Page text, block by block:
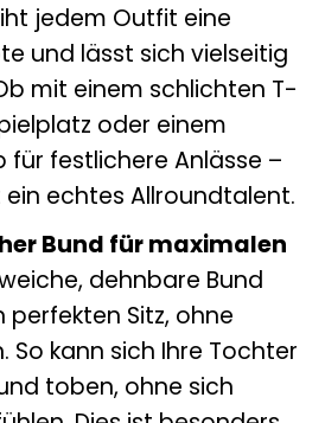
jedem Outfit eine
und lässt sich vielseitig
mit einem schlichten T-
oder einem
für festlichere Anlässe –
ein echtes Allroundtalent.
Bund für maximalen
dehnbare Bund
perfekten Sitz, ohne
So kann sich Ihre Tochter
toben, ohne sich